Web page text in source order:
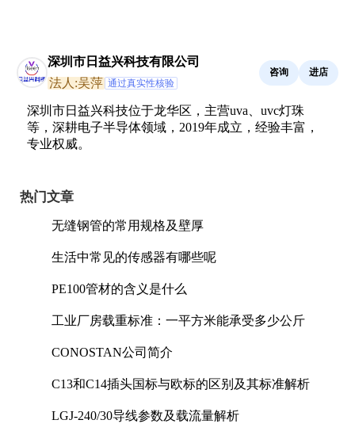
深圳市日益兴科技有限公司
法人:吴萍 通过真实性核验
咨询 进店
深圳市日益兴科技位于龙华区，主营uva、uvc灯珠
等，深耕电子半导体领域，2019年成立，经验丰富，
专业权威。
热门文章
无缝钢管的常用规格及壁厚
生活中常见的传感器有哪些呢
PE100管材的含义是什么
工业厂房载重标准：一平方米能承受多少公斤
CONOSTAN公司简介
C13和C14插头国标与欧标的区别及其标准解析
LGJ-240/30导线参数及载流量解析